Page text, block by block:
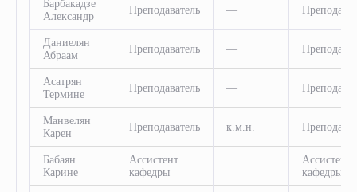
Барбакадзе
Александр
Преподаватель —
Даниелян
Абраам
Преподаватель —
Асатрян
Термине
Преподаватель —
Манвелян
Карен
Преподаватель к.м.н.
Бабаян
Карине
Ассистент
кафедры
—
Ассистент
кафедры